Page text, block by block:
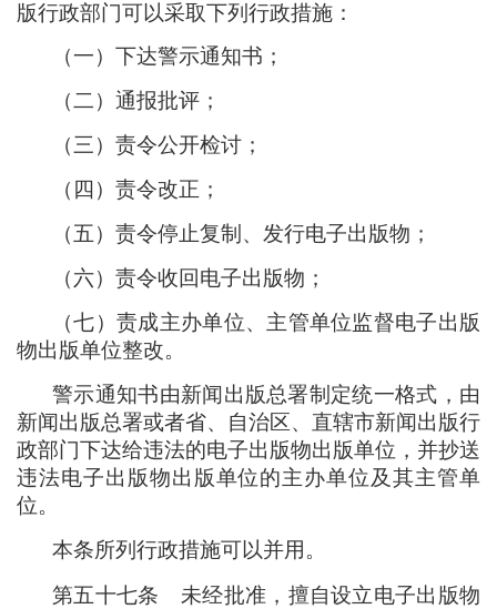
版行政部门可以采取下列行政措施 ：
（一） 下达警示通知书 ；
（二） 通报批评 ；
（三） 责令公开检讨 ；
（ 四 ） 责令改正 ；
（五） 责令停止复制、发行电子出版物 ；
（六） 责令收回电子出版物 ；
（七） 责成主办单位、主管单位监督电子出版
物出版单位整改。
警示通知书由新闻出版总署制定统一格式 ， 由
新闻出版总署或者省、自治区、直辖市新闻出版行
政部门下达给违法的电子出版物出版单位 ， 并抄送
违法电子出版物出版单位的主办单位及其主管单
位。
本条所列行政措施可以并用。
第五十七条 未经批准 ， 擅自设立电子出版物